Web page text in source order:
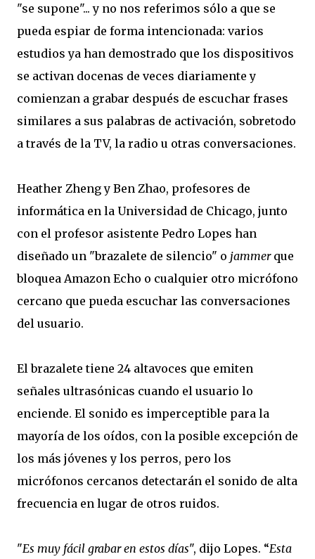
"se supone"... y no nos referimos sólo a que se
pueda espiar de forma intencionada: varios
estudios ya han demostrado que los dispositivos
se activan docenas de veces diariamente y
comienzan a grabar después de escuchar frases
similares a sus palabras de activación, sobretodo
a través de la TV, la radio u otras conversaciones.
Heather Zheng y Ben Zhao, profesores de
informática en la Universidad de Chicago, junto
con el profesor asistente Pedro Lopes han
diseñado un "brazalete de silencio" o jammerque
bloquea Amazon Echo o cualquier otro micrófono
cercano que pueda escuchar las conversaciones
del usuario.
El brazalete tiene 24 altavoces que emiten
señales ultrasónicas cuando el usuario lo
enciende. El sonido es imperceptible para la
mayoría de los oídos, con la posible excepción de
los más jóvenes y los perros, pero los
micrófonos cercanos detectarán el sonido de alta
frecuencia en lugar de otros ruidos.
"Es muy fácil grabar en estos días", dijo Lopes. “Esta